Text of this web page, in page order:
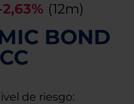
(12m)
BOND
de riesgo: